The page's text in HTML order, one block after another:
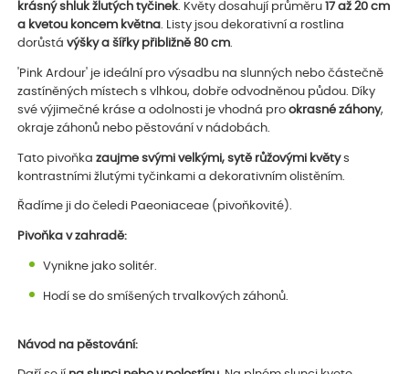
krásný shluk žlutých tyčinek. Květy dosahují průměru17 až 20 cm
a kvetou koncem května. Listy jsou dekorativní a rostlina
dorůstávýšky a šířky přibližně 80 cm.
'Pink Ardour' je ideální pro výsadbu na slunných nebo částečně
zastíněných místech s vlhkou, dobře odvodněnou půdou. Díky
své výjimečné kráse a odolnosti je vhodná prookrasné záhony,
okraje záhonů nebo pěstování v nádobách.
Tato pivoňka zaujme svými velkými, sytě růžovými květys
kontrastními žlutými tyčinkami a dekorativním olistěním.
Řadíme ji do čeledi Paeoniaceae (pivoňkovité).
Pivoňka v zahradě:
Vynikne jako solitér.
Hodí se do smíšených trvalkových záhonů.
Návod na pěstování: